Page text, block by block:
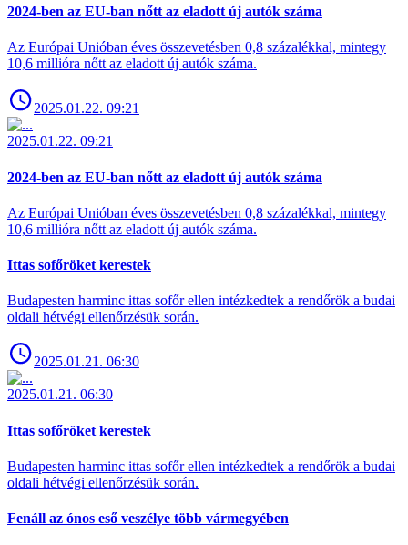
2024-ben az EU-ban nőtt az eladott új autók száma
Az Európai Unióban éves összevetésben 0,8 százalékkal, mintegy
10,6 millióra nőtt az eladott új autók száma.
2025.01.22. 09:21
2025.01.22. 09:21
2024-ben az EU-ban nőtt az eladott új autók száma
Az Európai Unióban éves összevetésben 0,8 százalékkal, mintegy
10,6 millióra nőtt az eladott új autók száma.
Ittas sofőröket kerestek
Budapesten harminc ittas sofőr ellen intézkedtek a rendőrök a budai
oldali hétvégi ellenőrzésük során.
2025.01.21. 06:30
2025.01.21. 06:30
Ittas sofőröket kerestek
Budapesten harminc ittas sofőr ellen intézkedtek a rendőrök a budai
oldali hétvégi ellenőrzésük során.
Fenáll az ónos eső veszélye több vármegyében